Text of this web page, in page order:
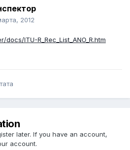
2012
ITU-R_Rec_List_ANO_R.htm
later. If you have an account,
account.